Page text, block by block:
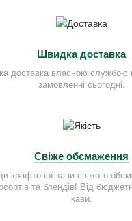
Швидка доставка
доставка власною службою
замовленні сьогодні.
Свіже обсмаження
крафтової кави свіжого
та блендів! Від
кави.